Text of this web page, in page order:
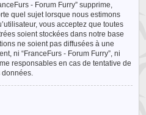
- Forum Furry” supprime,
quel sujet lorsque nous estimons
vous acceptez que toutes
soient stockées dans notre base
ne soient pas diffusées à une
ni “FranceFurs - Forum Furry”, ni
responsables en cas de tentative de
données.